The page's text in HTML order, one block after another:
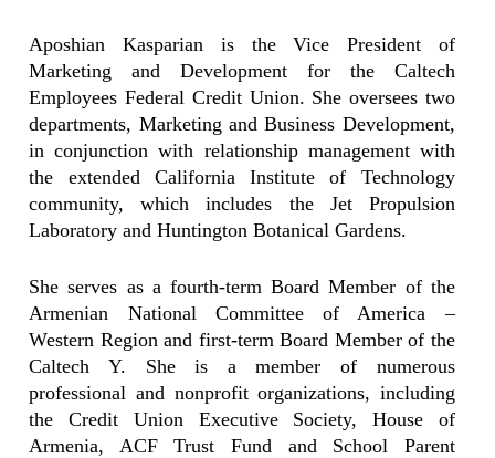
Aposhian Kasparian is the Vice President of
Marketing and Development for the Caltech
Employees Federal Credit Union. She oversees two
departments, Marketing and Business Development,
in conjunction with relationship management with
the extended California Institute of Technology
community, which includes the Jet Propulsion
Laboratory and Huntington Botanical Gardens.
She serves as a fourth-term Board Member of the
Armenian National Committee of America –
Western Region and first-term Board Member of the
Caltech Y. She is a member of numerous
professional and nonprofit organizations, including
the Credit Union Executive Society, House of
Armenia, ACF Trust Fund and School Parent